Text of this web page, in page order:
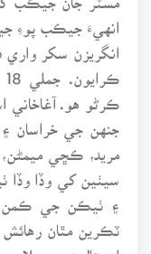
انهيءَ جيڪب پوءِ
انگريزن سکر واري
ڪرڻو هو. آغاخاني
جنهن جي خراسان ۽
مريد، ڪڇي
سيٺين کي وڏا وڏا
۽ ٺيڪن جي ڪمن
ٽڪرين مٿان رهائش
اسپتالون ۽ سپلاءِ